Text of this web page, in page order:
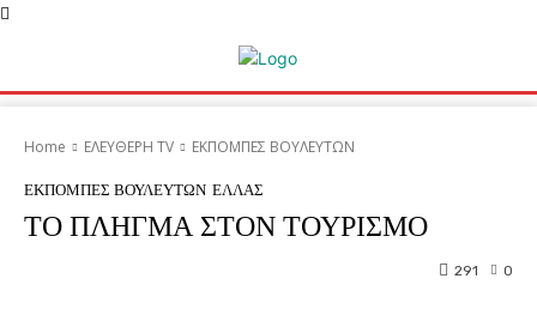
Home ΕΛΕΥΘΕΡΗ ΤV ΕΚΠΟΜΠΕΣ ΒΟΥΛΕΥΤΩΝ
ΕΚΠΟΜΠΕΣ ΒΟΥΛΕΥΤΩΝ ΕΛΛΑΣ
ΤΟ ΠΛΗΓΜΑ ΣΤΟΝ ΤΟΥΡΙΣΜΟ
0
291